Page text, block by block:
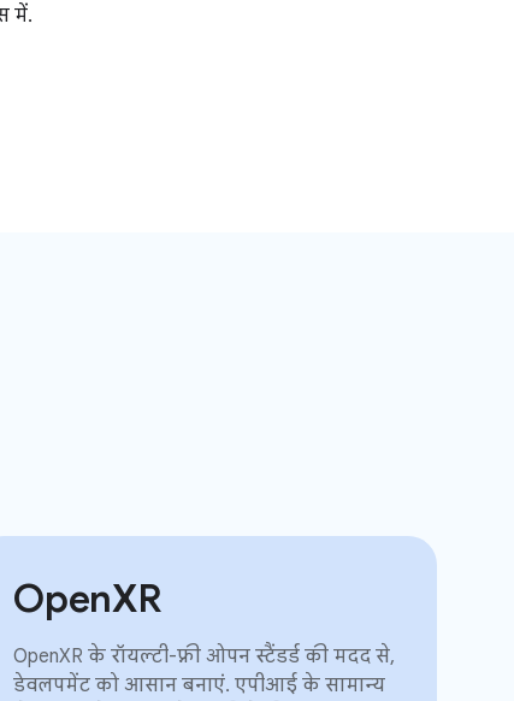
में.
OpenXR
OpenXR के रॉयल्टी-फ़्री ओपन स्टैंडर्ड की मदद से,
डेवलपमेंट को आसान बनाएं. एपीआई के सामान्य